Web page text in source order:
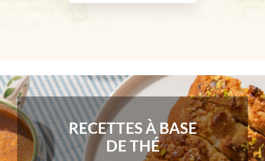
RECETTES À BASE
DE THÉ